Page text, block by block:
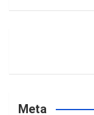
Meta